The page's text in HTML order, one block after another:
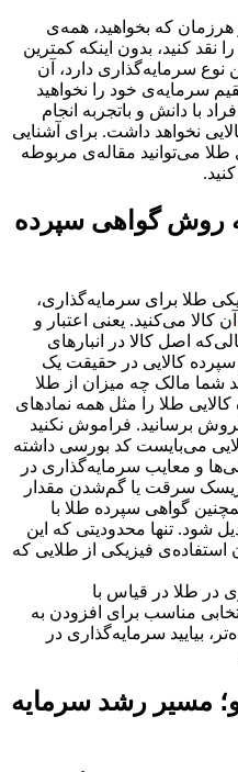
هرزمان که بخواهید، همه‌ی
نقد کنید، بدون اینکه کمترین
سرمایه‌گذاری دارد، آن
سرمایه‌ی خود را نخواهید
با دانش و باتجربه انجام
نخواهد داشت. برای آشنایی
می‌‌‌‌‌‌‌‌‌‌‌‌‌‌‌‌‌‌‌‌‌‌‌‌‌‌‌‌‌‌‌‌‌‌‌‌‌‌‌‌‌‌‌‌‌‌‌‌‌‌‌‌‌‌‌‌‌‌‌‌‌‌‌‌‌‌‌‌‌‌‌‌‌‌‌‌‌‌‌‌توانید مقاله‌‌‌‌‌‌‌‌‌‌‌‌‌‌‌‌‌‌‌‌‌‌‌‌‌‌‌‌‌‌‌‌‌‌‌‌‌‌‌‌‌‌‌‌‌‌‌‌‌‌‌‌‌‌‌‌‌‌‌‌‌‌‌‌‌‌‌‌‌‌‌‌‌‌‌‌‌‌‌‌ی مربوطه
روش گواهی سپرده
طلا برای سرمایه‌گذاری،
آن کالا می‌کنید. یعنی اعتبار و
اصل کالا در انبارهای
سپرده کالایی در حقیقت یک
مالک چه میزان از طلا
طلا را مثل همه نمادهای
برسانید. فراموش نکنید
می‌بایست کد بورسی داشته
و معایب سرمایه‌گذاری در
ریسک سرقت یا گم‌شدن مقدار
گواهی سپرده طلا با
شود. تنها محدودیتی که این
فیزیکی از طلایی که
در طلا در قیاس با
مناسب برای افزودن به
بیایید سرمایه‌گذاری در
مسیر رشد سرمایه